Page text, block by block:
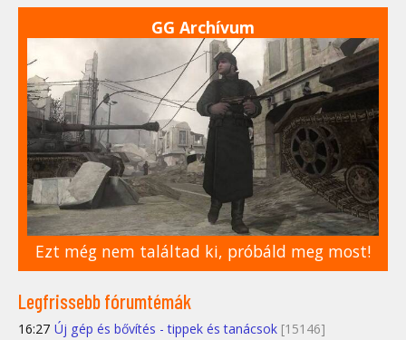
GG Archívum
Ezt még nem találtad ki, próbáld meg most!
Legfrissebb fórumtémák
16:27 Új gép és bővítés - tippek és tanácsok [15146]